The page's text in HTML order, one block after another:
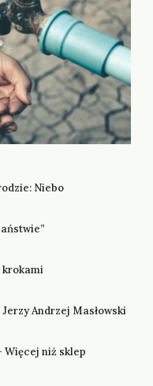
Niebo
krokami
Andrzej Masłowski
Więcej niż sklep